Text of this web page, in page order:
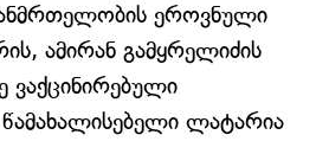
ეროვნული
ამირან გამყრელიძის
ლატარია